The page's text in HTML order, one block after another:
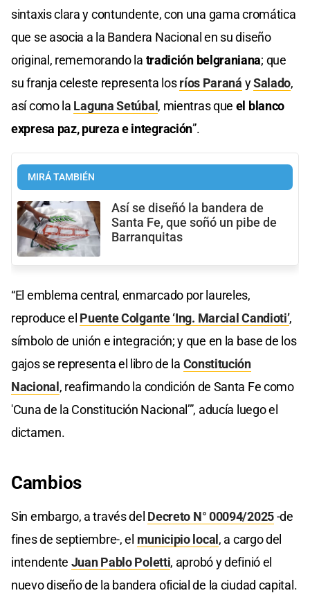
sintaxis clara y contundente, con una gama cromática
que se asocia a la Bandera Nacional en su diseño
original, rememorando la tradición belgraniana; que
su franja celeste representa losríos Paraná ySalado,
así como la Laguna Setúbal, mientras que el blanco
expresa paz, pureza e integración”.
MIRÁ TAMBIÉN
Así se diseñó la bandera de
Santa Fe, que soñó un pibe de
Barranquitas
“El emblema central, enmarcado por laureles,
reproduce el Puente Colgante ‘Ing. Marcial Candioti’,
símbolo de unión e integración; y que en la base de los
gajos se representa el libro de la Constitución
Nacional, reafirmando la condición de Santa Fe como
'Cuna de la Constitución Nacional’”, aducía luego el
dictamen.
Cambios
Sin embargo, a través del Decreto N° 00094/2025-de
fines de septiembre-, el municipio local, a cargo del
intendente Juan Pablo Poletti, aprobó y definió el
nuevo diseño de la bandera oficial de la ciudad capital.